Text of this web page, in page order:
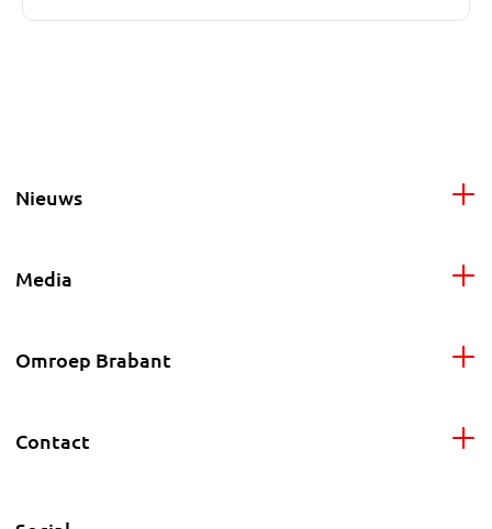
Nieuws
Media
Omroep Brabant
Contact